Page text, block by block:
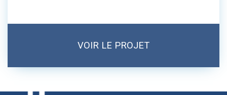
VOIR LE PROJET